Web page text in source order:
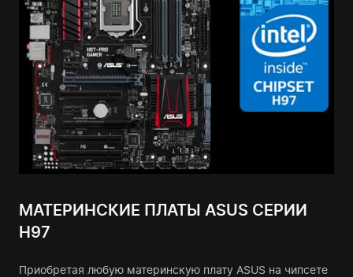
МАТЕРИНСКИЕ ПЛАТЫ ASUS СЕРИИ
H97
Приобретая любую материнскую плату ASUS на чипсете